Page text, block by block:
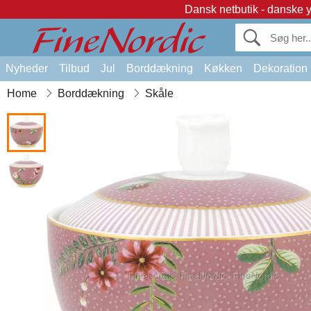
Dansk netbutik - danske
Nyheder Tilbud Jul Borddækning Køkken Dekoration
Home Borddækning Skåle